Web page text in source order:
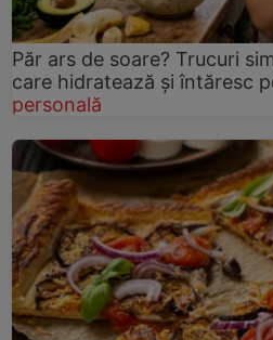
Păr ars de soare? Trucuri
care hidratează și întăresc
personală